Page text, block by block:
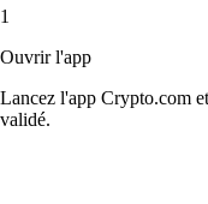
1
Ouvrir l'app
Lancez l'app Crypto.com
validé.